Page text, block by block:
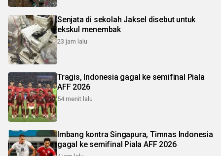
Senjata di sekolah Jaksel disebut untuk
ekskul menembak
23 jam lalu
Tragis, Indonesia gagal ke semifinal Piala
AFF 2026
54 menit lalu
Imbang kontra Singapura, Timnas Indonesia
gagal ke semifinal Piala AFF 2026